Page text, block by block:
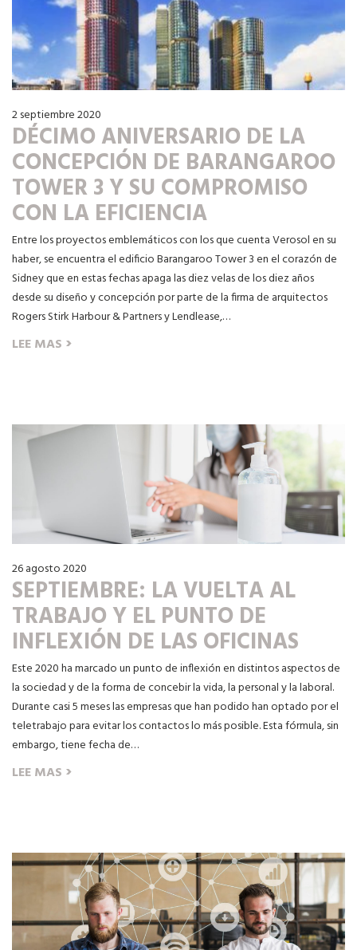
2 septiembre 2020
DÉCIMO ANIVERSARIO DE LA
CONCEPCIÓN DE BARANGAROO
TOWER 3 Y SU COMPROMISO
CON LA EFICIENCIA
Entre los proyectos emblemáticos con los que cuenta Verosol en su
haber, se encuentra el edificio Barangaroo Tower 3 en el corazón de
Sidney que en estas fechas apaga las diez velas de los diez años
desde su diseño y concepción por parte de la firma de arquitectos
Rogers Stirk Harbour & Partners y Lendlease,…
LEE MAS ›
26 agosto 2020
SEPTIEMBRE: LA VUELTA AL
TRABAJO Y EL PUNTO DE
INFLEXIÓN DE LAS OFICINAS
Este 2020 ha marcado un punto de inflexión en distintos aspectos de
la sociedad y de la forma de concebir la vida, la personal y la laboral.
Durante casi 5 meses las empresas que han podido han optado por el
teletrabajo para evitar los contactos lo más posible. Esta fórmula, sin
embargo, tiene fecha de…
LEE MAS ›